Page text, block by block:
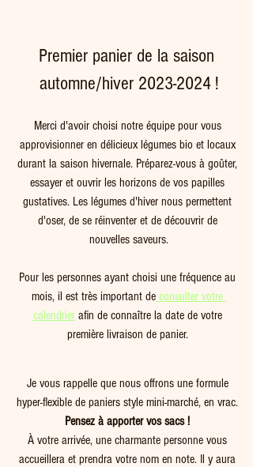
Premier panier de la saison
automne/hiver 2023-2024 !
Merci d'avoir choisi notre équipe pour vous
approvisionner en délicieux légumes bio et locaux
durant la saison hivernale. Préparez-vous à goûter,
essayer et ouvrir les horizons de vos papilles
gustatives. Les légumes d'hiver nous permettent
d'oser, de se réinventer et de découvrir de
nouvelles saveurs.
Pour les personnes ayant choisi une fréquence au
mois, il est très important de consulter votre
calendrier afin de connaître la date de votre
première livraison de panier.
Je vous rappelle que nous offrons une formule
hyper-flexible de paniers style mini-marché, en vrac.
Pensez à apporter vos sacs !
À votre arrivée, une charmante personne vous
accueillera et prendra votre nom en note. Il y aura